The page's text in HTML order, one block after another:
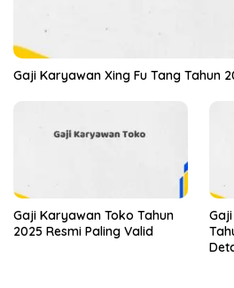
Gaji Karyawan Xing Fu Tang Tahun
Gaji Karyawan Toko Tahun
2025 Resmi Paling Valid